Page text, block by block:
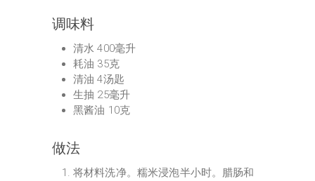
调味料
清水 400毫升
耗油 35克
清油 4汤匙
生抽 25毫升
黑酱油 10克
做法
将材料洗净。糯米浸泡半小时。腊肠和